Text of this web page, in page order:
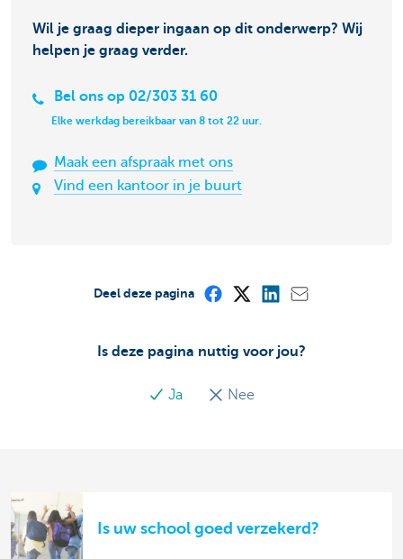
Wil je graag dieper ingaan op dit onderwerp? Wij
helpen je graag verder.
Bel ons op 02/303 31 60
Elke werkdag bereikbaar van 8 tot 22 uur.
Maak een afspraak met ons
Vind een kantoor in je buurt
Is deze pagina nuttig voor jou?
Ja Nee
Deel deze pagina
Is uw school goed verzekerd?